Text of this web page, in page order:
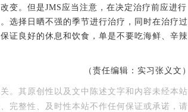
。但是JMS应当注意，在决定治疗前应进行
选择日晒不强的季节进行治疗，同时在治疗过
证良好的休息和饮食，单是不要吃海鲜、辛辣
（责任编辑：实习张义文）
。其原创性以及文中陈述文字和内容未经本站
完整性、及时性本站不作任何保证或承诺，请